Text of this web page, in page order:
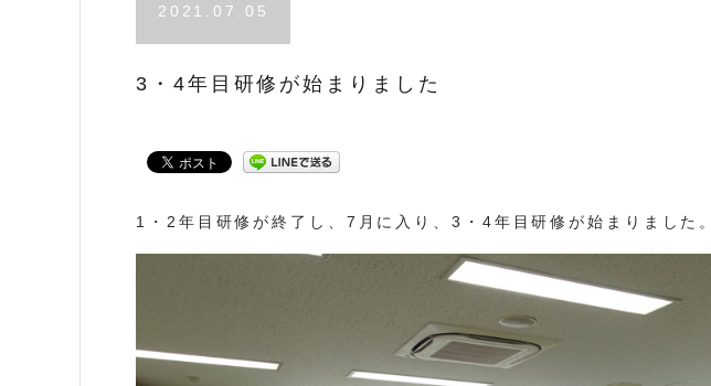
2021.07.05
3・4年目研修が始まりました
1・2年目研修が終了し、7月に入り、3・4年目研修が始まりました。